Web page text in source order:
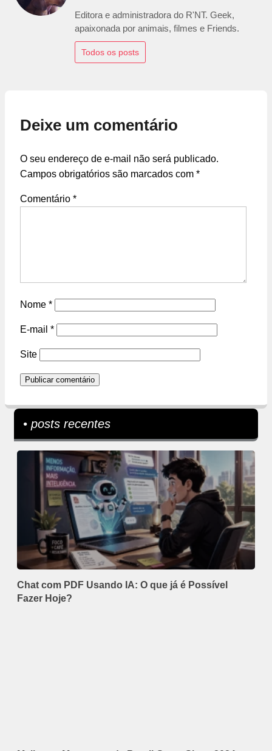
Editora e administradora do R'NT. Geek,
apaixonada por animais, filmes e Friends.
Todos os posts
Deixe um comentário
O seu endereço de e-mail não será publicado.
Campos obrigatórios são marcados com *
Comentário *
Nome *
E-mail *
Site
• posts recentes
Chat com PDF Usando IA: O que já é Possível
Fazer Hoje?